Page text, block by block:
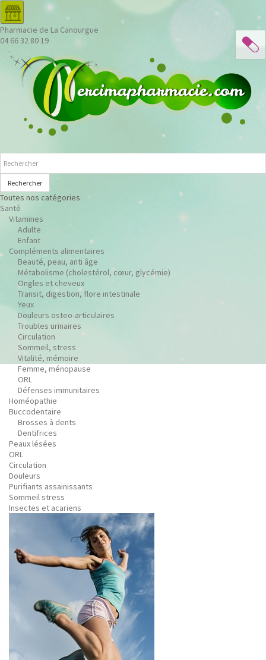
Pharmacie de La Canourgue
04 66 32 80 19
Rechercher
Toutes nos catégories
Santé
Vitamines
Adulte
Enfant
Compléments alimentaires
Beauté, peau, anti âge
Métabolisme (cholestérol, cœur, glycémie)
Ongles et cheveux
Transit, digestion, flore intestinale
Yeux
Douleurs osteo-articulaires
Troubles urinaires
Circulation
Sommeil, stress
Vitalité, mémoire
Femme, ménopause
ORL
Défenses immunitaires
Homéopathie
Buccodentaire
Brosses à dents
Dentifrices
Peaux lésées
ORL
Circulation
Douleurs
Purifiants assainissants
Sommeil stress
Insectes et acariens